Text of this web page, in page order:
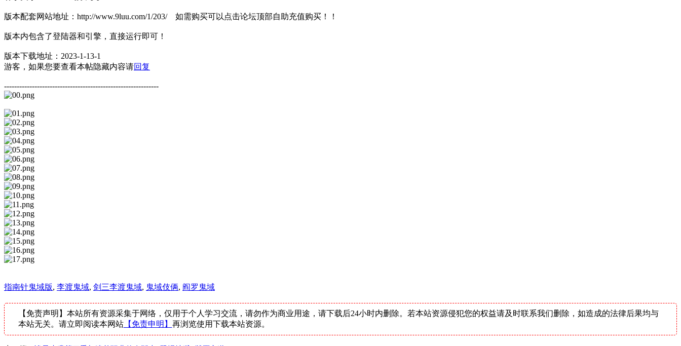
版本配套网站地址：http://www.9luu.com/1/203/ 如需购买可以点击论坛顶部自助充值购买！！
版本内包含了登陆器和引擎，直接运行即可！
版本下载地址：2023-1-13-1
游客，如果您要查看本帖隐藏内容请回复
-------------------------------------------------------------
指南针鬼域版, 李渡鬼域, 剑三李渡鬼域, 鬼域伎俩, 阎罗鬼域
【免责声明】本站所有资源采集于网络，仅用于个人学习交流，请勿作为商业用途，请下载后24小时内删除。若本站资源侵犯您的权益请及时联系我们删除，如造成的法律后果均与
本站无关。请立即阅读本网站【免责申明】 再浏览使用下载本站资源。